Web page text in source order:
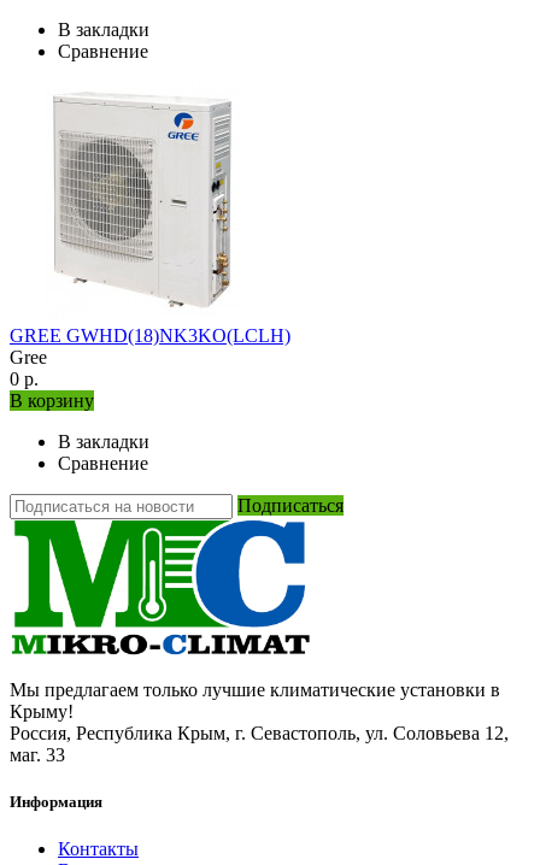
В закладки
Сравнение
GREE GWHD(18)NK3KO(LCLH)
Gree
0 р.
В корзину
В закладки
Сравнение
Подписаться
Мы предлагаем только лучшие климатические установки в
Крыму!
Россия, Республика Крым, г. Севастополь, ул. Соловьева 12,
маг. 33
Информация
Контакты